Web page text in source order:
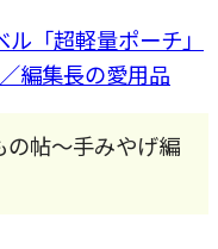
「超軽量ポーチ」
編集長の愛用品
帖～手みやげ編